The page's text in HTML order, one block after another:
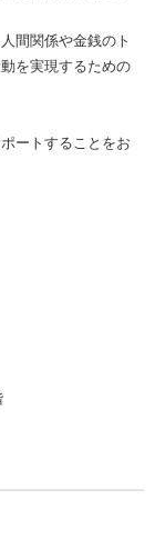
間関係や金銭のト
を実現するための
ートすることをお